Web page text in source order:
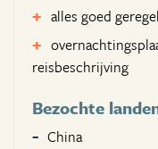
alles goed
reisbeschrijving
Bezochte
China